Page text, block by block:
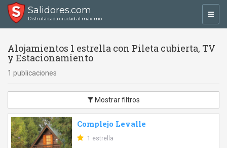
Salidores.com
Disfrutá cada ciudad al máximo
Alojamientos 1 estrella con Pileta cubierta, TV
y Estacionamiento
1 publicaciones
Mostrar filtros
Complejo Levalle
1 estrella